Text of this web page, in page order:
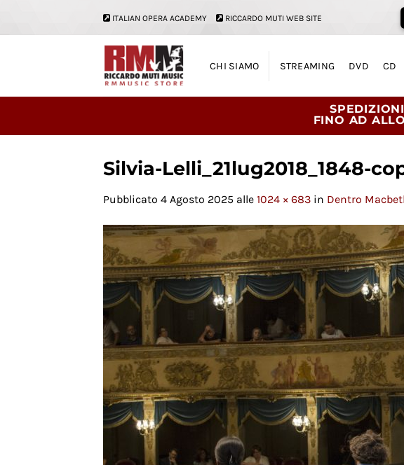
ITALIAN OPERA ACADEMY RICCARDO MUTI WEB SITE
CHI SIAMO STREAMING DVD CD
FINO AD
Silvia-Lelli_21lug2018_1848-
Pubblicato 4 Agosto 2025 alle 1024 × 683 in Dentro